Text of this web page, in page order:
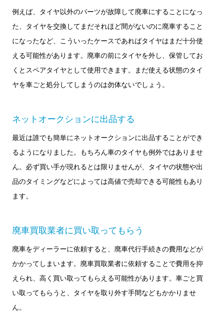
例えば、タイヤ以外のパーツが故障して廃車にすることになっ
た、タイヤを交換してまだそれほど間がないのに廃車すること
になったなど、こういったケースであればタイヤはまだ十分使
える可能性があります。廃車の前にタイヤを外し、保管してお
くとスペアタイヤとして使用できます。まだ使える状態のタイ
ヤを車ごと処分してしまうのは勿体ないでしょう。
ネットオークションに出品する
最近は誰でも簡単にネットオークションに出品することができ
るようになりました。もちろん車のタイヤも例外ではありませ
ん。必ず買い手が現れるとは限りませんが、タイヤの状態や出
品のタイミングなどによっては高値で売却できる可能性もあり
ます。
廃車買取業者に買い取ってもらう
廃車をディーラーに依頼すると、廃車代行手続きの費用などが
かかってしまいます。廃車買取業者に依頼することで費用を抑
えられ、高く買い取ってもらえる可能性があります。車ごと買
い取ってもらうと、タイヤを取り外す手間などもかかりませ
ん。